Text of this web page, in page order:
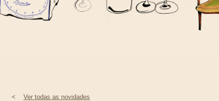
SUSTENTABILIDADE
CONTATO
< Ver todas as novidades